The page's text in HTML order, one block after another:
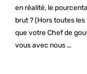
en réalité, le
brut ? (Hors toutes
que votre Chef de
vous avec nous …